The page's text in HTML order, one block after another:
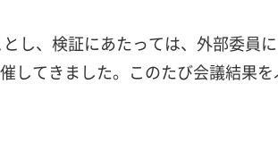
し、検証にあたっては、外部委員
してきました。このたび会議結果を